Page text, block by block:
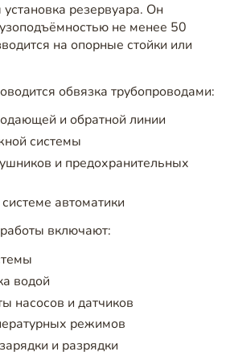
резервуара. Он
не менее 50
на опорные стойки или
обвязка трубопроводами:
и обратной линии
системы
и предохранительных
автоматики
включают:
водой
насосов и датчиков
режимов
и разрядки